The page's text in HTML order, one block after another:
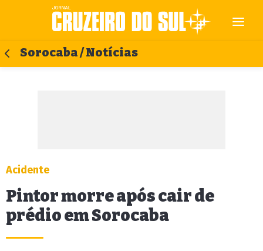
Sorocaba / Notícias
Acidente
Pintor morre após cair de
prédio em Sorocaba